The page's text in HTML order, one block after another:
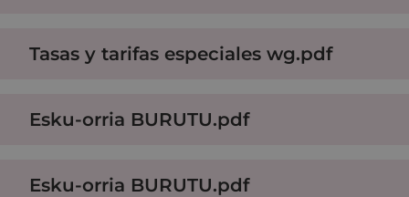
Tasas y tarifas especiales wg.pdf
Esku-orria BURUTU.pdf
Esku-orria BURUTU.pdf